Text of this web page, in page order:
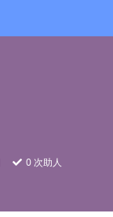
0 次助人